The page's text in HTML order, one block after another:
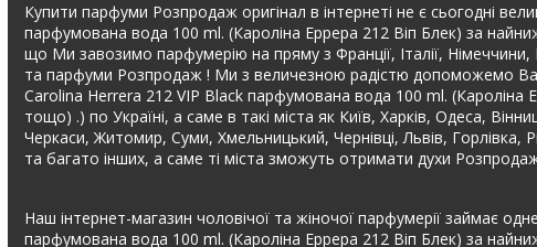
Купити парфуми Розпродаж оригінал в інтернеті не є сьогодні
парфумована вода 100 ml. (Кароліна Еррера 212 Віп Блек) за
що Ми завозимо парфумерію на пряму з Франції, Італії,
та парфуми Розпродаж ! Ми з величезною радістю допоможемо
Carolina Herrera 212 VIP Black парфумована вода 100 ml.
тощо) .) по Україні, а саме в такі міста як Київ, Харків, Одеса,
Черкаси, Житомир, Суми, Хмельницький, Чернівці, Львів,
та багато інших, а саме ті міста зможуть отримати духи
Наш інтернет-магазин чоловічої та жіночої парфумерії займає
парфумована вода 100 ml. (Кароліна Еррера 212 Віп Блек) за